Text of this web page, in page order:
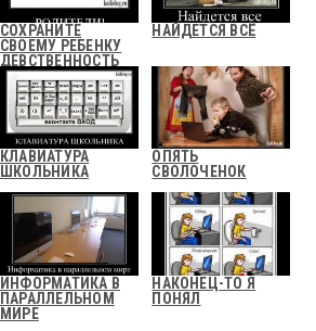
СОХРАНИТЕ
СВОЕМУ РЕБЕНКУ
ДЕВСТВЕННОСТЬ
НАЙДЕТСЯ ВСЁ
КЛАВИАТУРА
ШКОЛЬНИКА
ОПЯТЬ
СВОЛОЧЕНОК
ИНФОРМАТИКА В
ПАРАЛЛЕЛЬНОМ
МИРЕ
НАКОНЕЦ-ТО Я
ПОНЯЛ